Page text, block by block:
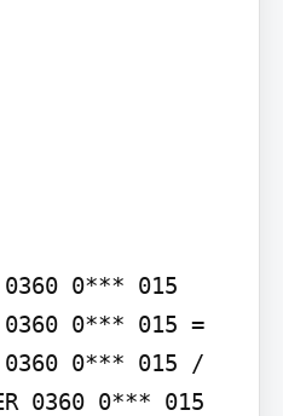
0*** 015
0*** 015 =
0*** 015 /
0360 0*** 015